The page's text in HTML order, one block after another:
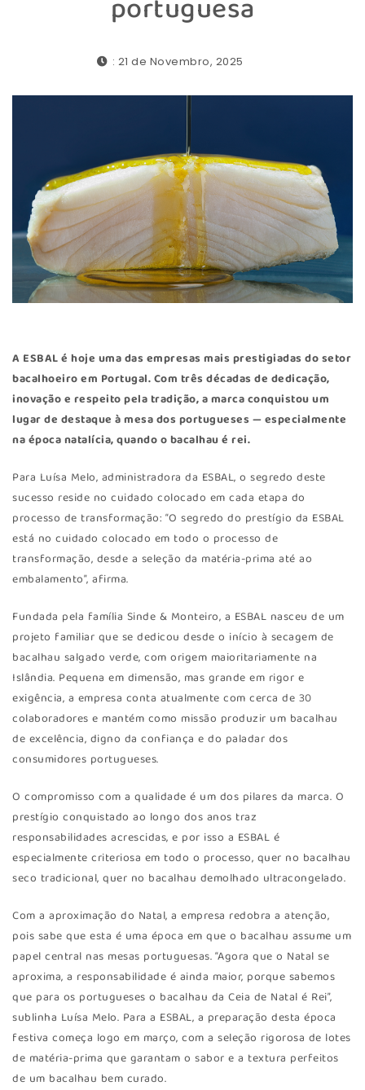
portuguesa
: 21 de Novembro, 2025
A ESBALé hoje uma das empresas mais prestigiadas do setor
bacalhoeiro em Portugal. Com três décadas de dedicação,
inovação e respeito pela tradição, a marca conquistou um
lugar de destaque à mesa dos portugueses — especialmente
na época natalícia, quando o bacalhau é rei.
Para Luísa Melo, administradora da ESBAL, o segredo deste
sucesso reside no cuidado colocado em cada etapa do
processo de transformação: “O segredo do prestígio da ESBAL
está no cuidado colocado em todo o processo de
transformação, desde a seleção da matéria-prima até ao
embalamento”, afirma.
Fundada pela família Sinde & Monteiro, a ESBAL nasceu de um
projeto familiar que se dedicou desde o início à secagem de
bacalhau salgado verde, com origem maioritariamente na
Islândia. Pequena em dimensão, mas grande em rigor e
exigência, a empresa conta atualmente com cerca de 30
colaboradores e mantém como missão produzir um bacalhau
de excelência, digno da confiança e do paladar dos
consumidores portugueses.
O compromisso com a qualidade é um dos pilares da marca. O
prestígio conquistado ao longo dos anos traz
responsabilidades acrescidas, e por isso a ESBAL é
especialmente criteriosa em todo o processo, quer no bacalhau
seco tradicional, quer no bacalhau demolhado ultracongelado.
Com a aproximação do Natal, a empresa redobra a atenção,
pois sabe que esta é uma época em que o bacalhau assume um
papel central nas mesas portuguesas. “Agora que o Natal se
aproxima, a responsabilidade é ainda maior, porque sabemos
que para os portugueses o bacalhau da Ceia de Natal é Rei”,
sublinha Luísa Melo. Para a ESBAL, a preparação desta época
festiva começa logo em março, com a seleção rigorosa de lotes
de matéria-prima que garantam o sabor e a textura perfeitos
de um bacalhau bem curado.